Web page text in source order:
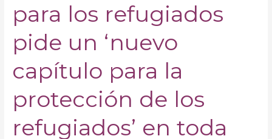
para los refugiados
pide un ‘nuevo
capítulo para la
protección de los
refugiados’ en toda
la
protección
de
los
refugiados’
toda
Europa